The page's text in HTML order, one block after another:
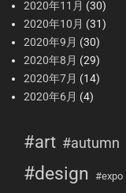
2020年11月 (30)
2020年10月 (31)
2020年9月 (30)
2020年8月 (29)
2020年7月 (14)
2020年6月 (4)
#art #autumn
#design #expo